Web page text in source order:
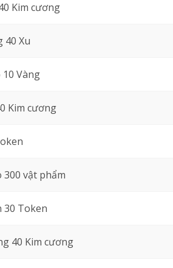
Kim cương
40 Xu
Vàng
Kim cương
300 vật phẩm
30 Token
40 Kim cương